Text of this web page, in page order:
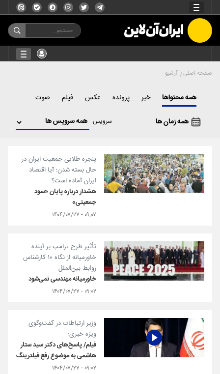
صفحه اصلی آرشیو
همه محتواها خبر پرونده عکس فیلم صوت
همه زمان ها سرویس
پنجره طلایی جمعیت ایران در
حال بسته شدن؛ آیا اقتصاد
ایران آماده است؟
هشدار درباره پایان «سود
جمعیتی»
۰۹:۰۷ - ۱۴۰۴/۰۷/۲۷
تأثیر طرح ترامپ بر آینده
خاورمیانه از نگاه ۱۰ کارشناس
روابط بین‌الملل
خاورمیانه مهندسی نمی‌شود
۰۹:۰۲ - ۱۴۰۴/۰۷/۲۷
وزیر ارتباطات در گفت‌وگوی
ویژه خبری:
فیلم/ پاسخ‌های دکتر سید ستار
هاشمی به موضوع رفع فیلترینگ
۰۹:۰۲ - ۱۴۰۴/۰۷/۲۷